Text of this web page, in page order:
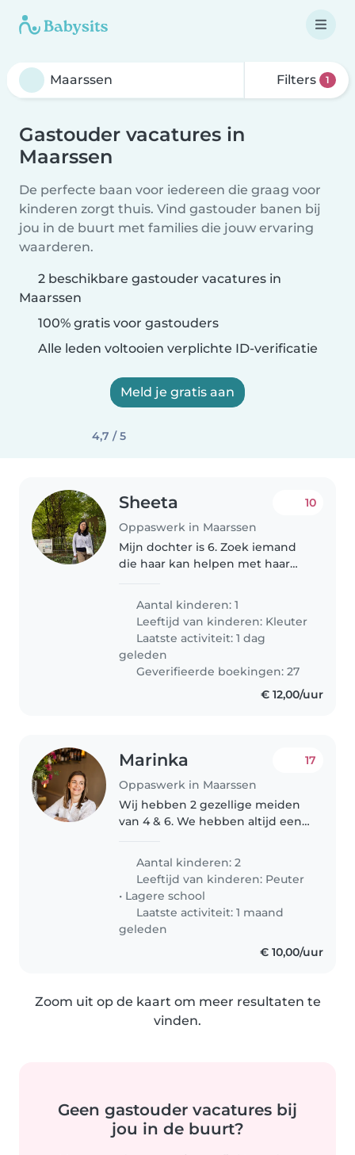
Filters 1
Gastouder vacatures in
Maarssen
De perfecte baan voor iedereen die graag voor
kinderen zorgt thuis. Vind gastouder banen bij
jou in de buurt met families die jouw ervaring
waarderen.
2 beschikbare gastouder vacatures in
Maarssen
100% gratis voor gastouders
Alle leden voltooien verplichte ID-verificatie
Meld je gratis aan
4,7 / 5
Sheeta
Oppaswerk in Maarssen
10
Mijn dochter is 6. Zoek iemand
die haar kan helpen met haar
Aantal kinderen: 1
Leeftijd van kinderen: Kleuter
Laatste activiteit: 1 dag
geleden
Geverifieerde boekingen: 27
€ 12,00/uur
Marinka
Oppaswerk in Maarssen
17
Wij hebben 2 gezellige meiden
van 4 & 6. We hebben altijd een
meer oppassen dus zijn we op
zoek naar iemand anders!..
Aantal kinderen: 2
Leeftijd van kinderen: Peuter
• Lagere school
Laatste activiteit: 1 maand
geleden
€ 10,00/uur
Zoom uit op de kaart om meer resultaten te
vinden.
Geen gastouder vacatures bij
jou in de buurt?